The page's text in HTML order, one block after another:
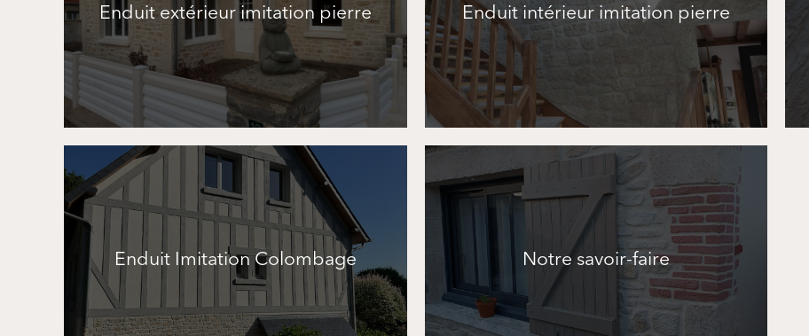
Enduit extérieur imitation pierre Enduit intérieur imitation pierre
Enduit Imitation Colombage Notre savoir-faire